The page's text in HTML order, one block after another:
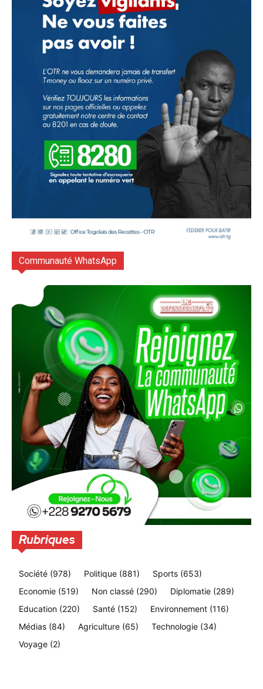
Communauté WhatsApp
Rubriques
Société (978) Politique (881) Sports (653)
Economie (519) Non classé (290) Diplomatie (289)
Education (220) Santé (152) Environnement (116)
Médias (84) Agriculture (65) Technologie (34)
Voyage (2)